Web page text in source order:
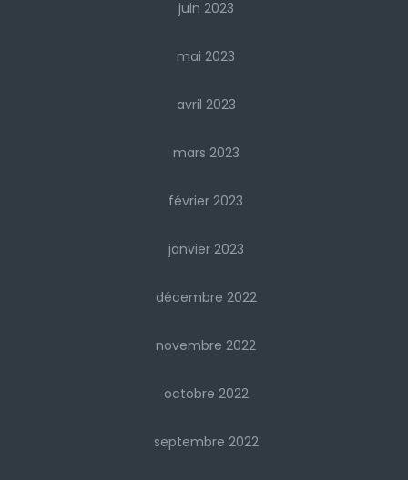
juin 2023
mai 2023
avril 2023
mars 2023
février 2023
janvier 2023
décembre 2022
novembre 2022
octobre 2022
septembre 2022